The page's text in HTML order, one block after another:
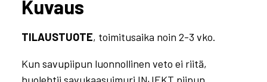
Kuvaus
TILAUSTUOTE, toimitusaika noin 2-3 vko.
Kun savupiipun luonnollinen veto ei riitä,